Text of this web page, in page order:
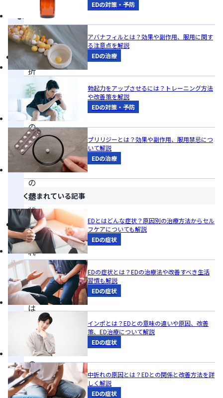
と
め
中
折
れ
は
ED
の
ひ
と
つ
の
症
状
中
折
れ
の
原
因
は
代
別
の
傾
向
EDの対策・予防
アバナフィルとは？効果や副作用、服用に関す
る注意点を解説
EDの治療
勃起力をアップさせるには？トレーニング方法
や改善策を解説
EDの対策・予防
プリリジーとは？効果や副作用、服用禁忌につ
いて解説
EDの治療
よく読まれている記事
EDとはどんな症状？原因別の治療方法からセル
フケアについても解説
EDの症状
EDの症状とは？EDの治療法や改善すべき生活
習慣も解説
EDの症状
インポとは？EDとの意味の違いや原因、改善
策、ED治療について解説
EDの症状
中折れの原因とは？EDとの関係と改善方法を詳
しく解説
EDの症状